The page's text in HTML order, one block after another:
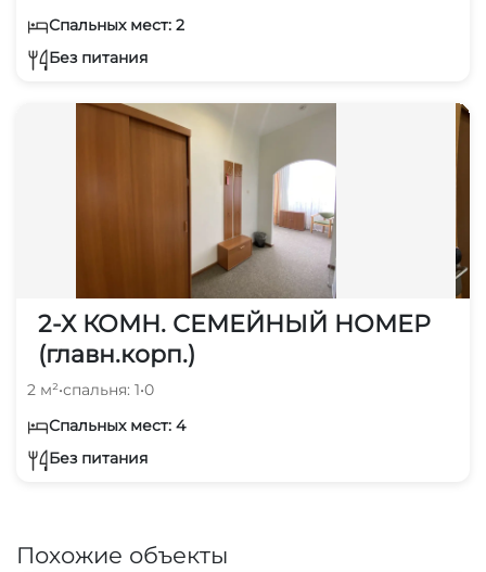
Спальных мест: 2
Без питания
2-Х КОМН. СЕМЕЙНЫЙ НОМЕР
(главн.корп.)
2 м²•спальня: 1•0
Спальных мест: 4
Без питания
Похожие объекты